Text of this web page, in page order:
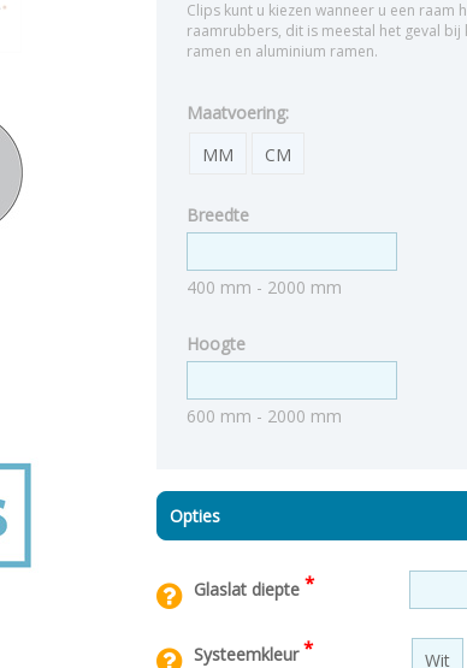
Clips kunt u kiezen wanneer u een raam
raamrubbers, dit is meestal het geval bij
ramen en aluminium ramen.
Maatvoering:
MM
CM
Breedte
400 mm - 2000 mm
Hoogte
600 mm - 2000 mm
Opties
Glaslat diepte *
Systeemkleur*
Wit